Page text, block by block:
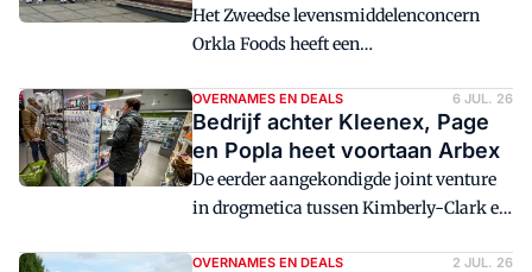
Het Zweedse levensmiddelenconcern
Orkla Foods heeft een
genomen in de Nederlandse fabrikant
van Aziatisch assortiment Go Tan.
OVERNAMES EN DEALS 6 JUL. 26
Bedrijf achter Kleenex, Page
en Popla heet voortaan Arbex
De eerder aangekondigde joint venture
in drogmetica tussen Kimberly-Clark en
OVERNAMES EN DEALS 2 JUL. 26